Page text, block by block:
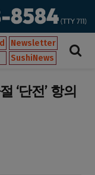
Newsletter
SushiNews
‘단전’ 항의